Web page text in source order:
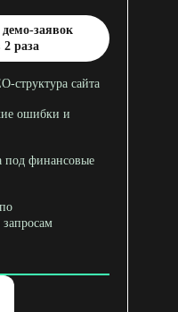
заявок
2 раза
структура сайта
ошибки и
под финансовые